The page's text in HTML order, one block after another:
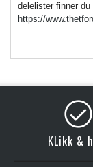
delelister finner du
https://
KLikk &